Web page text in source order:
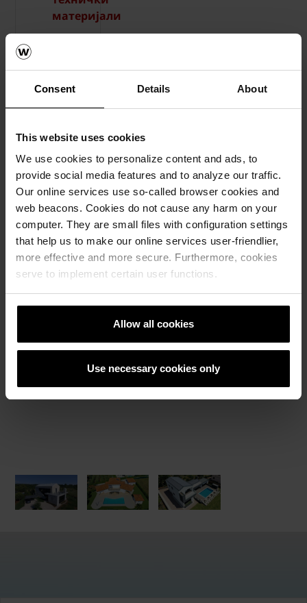
Consent Details About
This website uses cookies
We use cookies to personalize content and ads, to
provide social media features and to analyze our traffic.
Our online services use so-called browser cookies and
web beacons. Cookies do not cause any harm on your
computer. They are small files with configuration settings
that help us to make our online services user-friendlier,
more effective and more secure. Furthermore, cookies
serve to implement certain user functions.
Allow all cookies
Use necessary cookies only
материјали
Референтни објекти